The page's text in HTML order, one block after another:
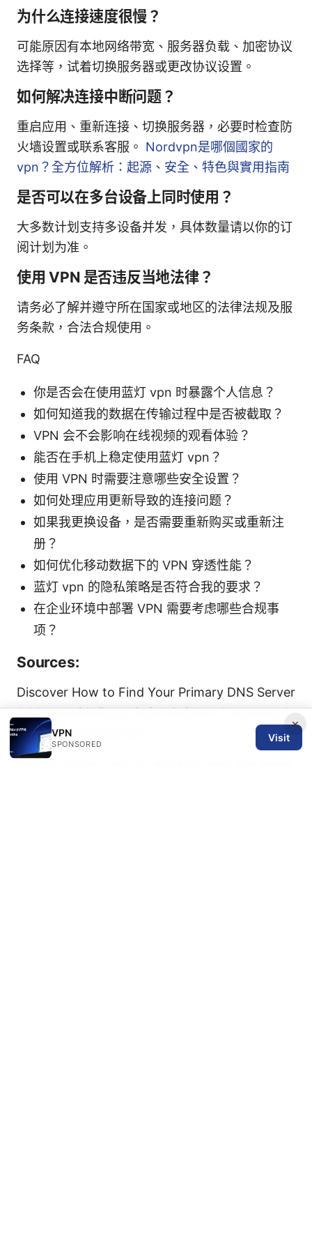
为什么连接速度很慢？
可能原因有本地网络带宽、服务器负载、加密协议
选择等，试着切换服务器或更改协议设置。
如何解决连接中断问题？
重启应用、重新连接、切换服务器，必要时检查防
火墙设置或联系客服。 Nordvpn是哪個國家的
vpn？全方位解析：起源、安全、特色與實用指南
是否可以在多台设备上同时使用？
大多数计划支持多设备并发，具体数量请以你的订
阅计划为准。
使用 VPN 是否违反当地法律？
请务必了解并遵守所在国家或地区的法律法规及服
务条款，合法合规使用。
FAQ
你是否会在使用蓝灯 vpn 时暴露个人信息？
如何知道我的数据在传输过程中是否被截取？
VPN 会不会影响在线视频的观看体验？
能否在手机上稳定使用蓝灯 vpn？
使用 VPN 时需要注意哪些安全设置？
如何处理应用更新导致的连接问题？
如果我更换设备，是否需要重新购买或重新注
册？
如何优化移动数据下的 VPN 穿透性能？
蓝灯 vpn 的隐私策略是否符合我的要求？
在企业环境中部署 VPN 需要考虑哪些合规事
项？
Sources:
Discover How to Find Your Primary DNS Server
Address with Ease: Quick Guide to Locate and
Change DNS Settings
Discord voice chat not working with vpn heres
×
VPN
SPONSORED
Visit